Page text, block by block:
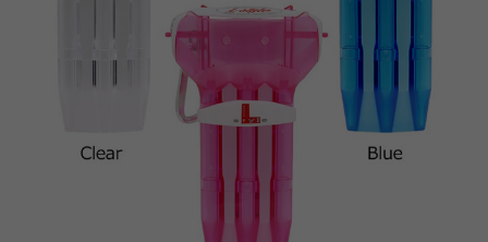
페이코 ID로 페
PAYCO 바로구매